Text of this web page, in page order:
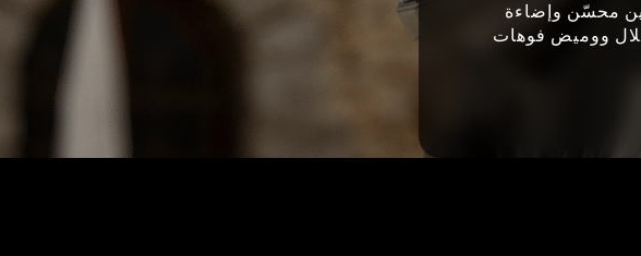
محسّن وإضاءة
ووميض فوهات